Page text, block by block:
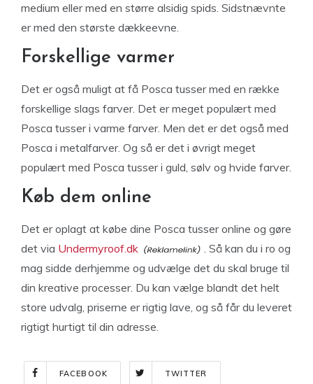
medium eller med en større alsidig spids. Sidstnævnte
er med den største dækkeevne.
Forskellige varmer
Det er også muligt at få Posca tusser med en række
forskellige slags farver. Det er meget populært med
Posca tusser i varme farver. Men det er det også med
Posca i metalfarver. Og så er det i øvrigt meget
populært med Posca tusser i guld, sølv og hvide farver.
Køb dem online
Det er oplagt at købe dine Posca tusser online og gøre
det via Undermyroof.dk
. Så kan du i ro og
mag sidde derhjemme og udvælge det du skal bruge til
din kreative processer. Du kan vælge blandt det helt
store udvalg, priserne er rigtig lave, og så får du leveret
rigtigt hurtigt til din adresse.
FACEBOOK TWITTER